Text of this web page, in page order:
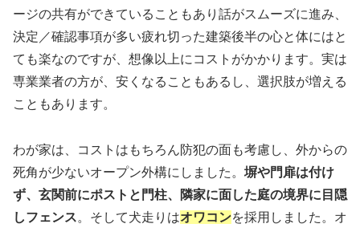
ージの共有ができていることもあり話がスムーズに進み、
決定／確認事項が多い疲れ切った建築後半の心と体にはと
ても楽なのですが、想像以上にコストがかかります。実は
専業業者の方が、安くなることもあるし、選択肢が増える
こともあります。
わが家は、コストはもちろん防犯の面も考慮し、外からの
死角が少ないオープン外構にしました。 塀や門扉は付け
ず、玄関前にポストと門柱、隣家に面した庭の境界に目隠
しフェンス。そして犬走りはオワコンを採用しました。オ